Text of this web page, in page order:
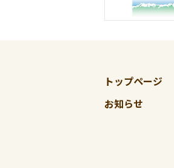
トップページ
お知らせ